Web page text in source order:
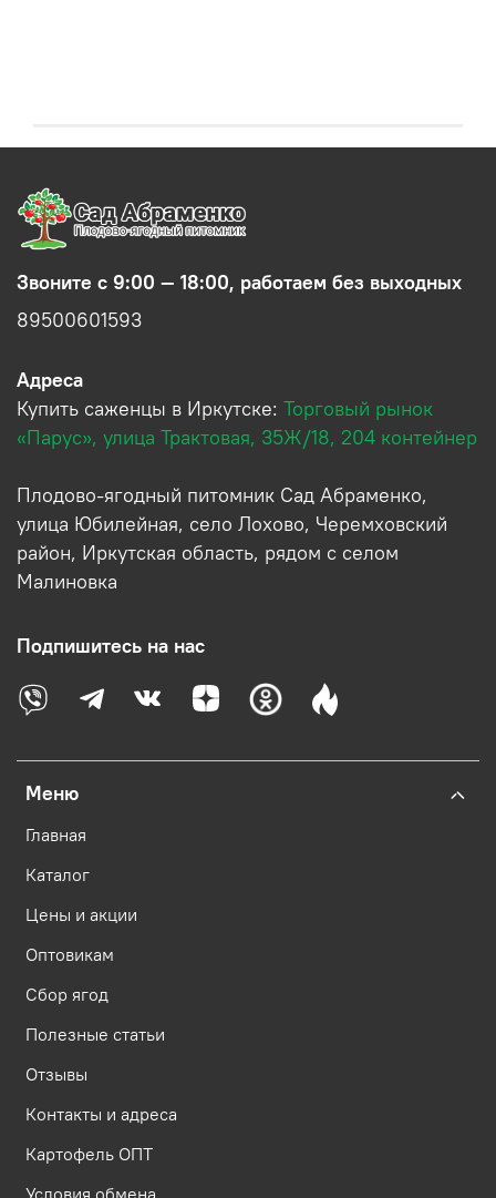
Меню
Главная
Каталог
Цены и акции
Оптовикам
Сбор ягод
Полезные статьи
Отзывы
Контакты и адреса
Картофель ОПТ
Звоните с 9:00 — 18:00, работаем без выходных
89500601593
Адреса
Купить саженцы в Иркутске: Торговый рынок
«Парус», улица Трактовая, 35Ж/18, 204 контейнер
Плодово-ягодный питомник Сад Абраменко,
улица Юбилейная, село Лохово, Черемховский
район, Иркутская область, рядом с селом
Малиновка
Подпишитесь на нас